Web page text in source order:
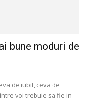
bune moduri de
de iubit, ceva de
voi trebuie sa fie in